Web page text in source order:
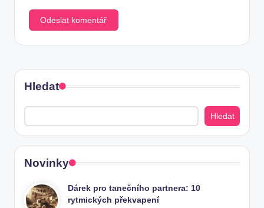
Hledat
Hledat
Novinky
Dárek pro tanečního partnera: 10
rytmických překvapení